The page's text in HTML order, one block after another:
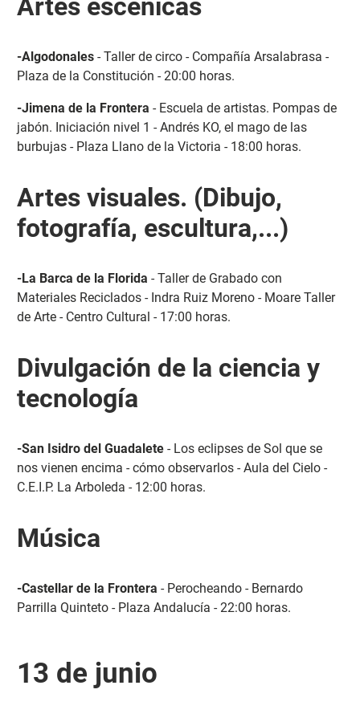
Artes escénicas
-Algodonales- Taller de circo - Compañía Arsalabrasa -
Plaza de la Constitución - 20:00 horas.
-Jimena de la Frontera - Escuela de artistas. Pompas de
jabón. Iniciación nivel 1 - Andrés KO, el mago de las
burbujas - Plaza Llano de la Victoria - 18:00 horas.
Artes visuales. (Dibujo,
fotografía, escultura,...)
-La Barca de la Florida - Taller de Grabado con
Materiales Reciclados - Indra Ruiz Moreno - Moare Taller
de Arte - Centro Cultural - 17:00 horas.
Divulgación de la ciencia y
tecnología
-San Isidro del Guadalete- Los eclipses de Sol que se
nos vienen encima - cómo observarlos - Aula del Cielo -
C.E.I.P. La Arboleda - 12:00 horas.
Música
-Castellar de la Frontera - Perocheando - Bernardo
Parrilla Quinteto - Plaza Andalucía - 22:00 horas.
13 de junio